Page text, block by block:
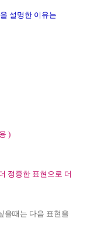
설명한 이유는
)
정중한 표현으로 더
을때는 다음 표현을